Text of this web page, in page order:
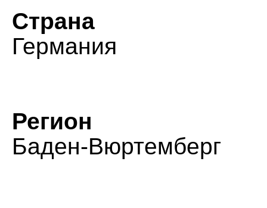
Страна
Германия
Регион
Баден-Вюртемберг